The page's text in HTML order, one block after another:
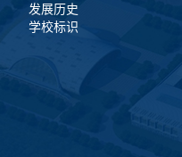
发展历史
学校标识